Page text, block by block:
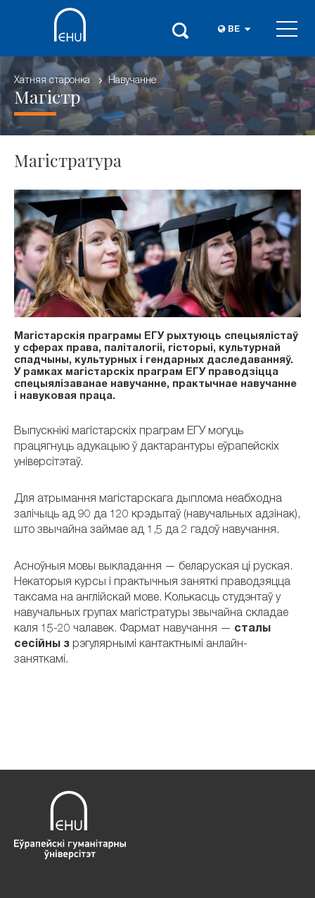
BE
Хатняя старонка Навучанне
Магістр
Магістратура
Магістарскія праграмы ЕГУ рыхтуюць спецыялістаў
у сферах права, паліталогіі, гісторыі, культурнай
спадчыны, культурных і гендарных даследаванняў.
У рамках магістарскіх праграм ЕГУ праводзіцца
спецыялізаванае навучанне, практычнае навучанне
і навуковая праца.
Выпускнікі магістарскіх праграм ЕГУ могуць
працягнуць адукацыю ў дактарантуры еўрапейскіх
універсітэтаў.
Для атрымання магістарскага дыплома неабходна
залічыць ад 90 да 120 крэдытаў (навучальных адзінак),
што звычайна займае ад 1,5 да 2 гадоў навучання.
Асноўныя мовы выкладання — беларуская ці руская.
Некаторыя курсы і практычныя заняткі праводзяцца
таксама на англійскай мове. Колькасць студэнтаў у
навучальных групах магістратуры звычайна складае
каля 15-20 чалавек. Фармат навучання — сталы
сесійны з рэгулярнымі кантактнымі анлайн-
заняткамі.